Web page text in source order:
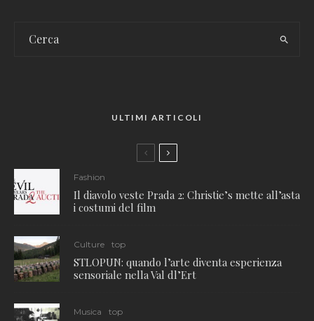
ULTIMI ARTICOLI
Fashion
Il diavolo veste Prada 2: Christie’s mette all’asta
i costumi del film
Culture top
STLOPUN: quando l’arte diventa esperienza
sensoriale nella Val dl’Ert
Musica top